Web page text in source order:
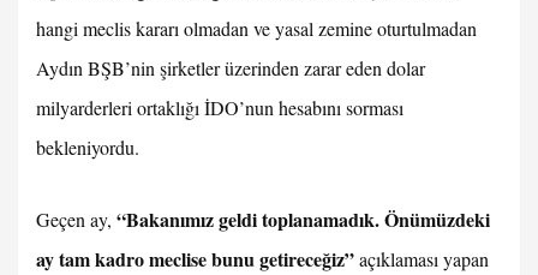
hangi meclis kararı olmadan ve yasal zemine oturtulmadan
Aydın BŞB’nin şirketler üzerinden zarar eden dolar
milyarderleri ortaklığı İDO’nun hesabını sorması
bekleniyordu.
Geçen ay, “Bakanımız geldi toplanamadık. Önümüzdeki
ay tam kadro meclise bunu getireceğiz”açıklaması yapan